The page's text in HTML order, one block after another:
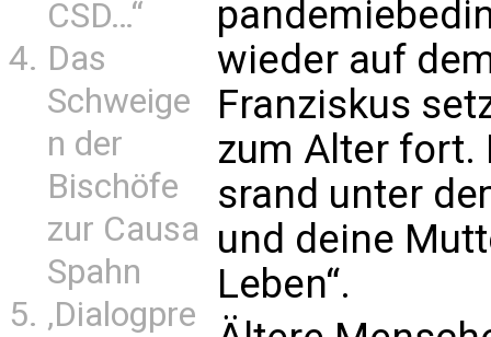
CSD…“
Das
Schweige
n der
Bischöfe
zur Causa
Spahn
‚Dialogpre
wieder auf
Franziskus
zum Alter fort.
srand unter
und deine
Leben“.